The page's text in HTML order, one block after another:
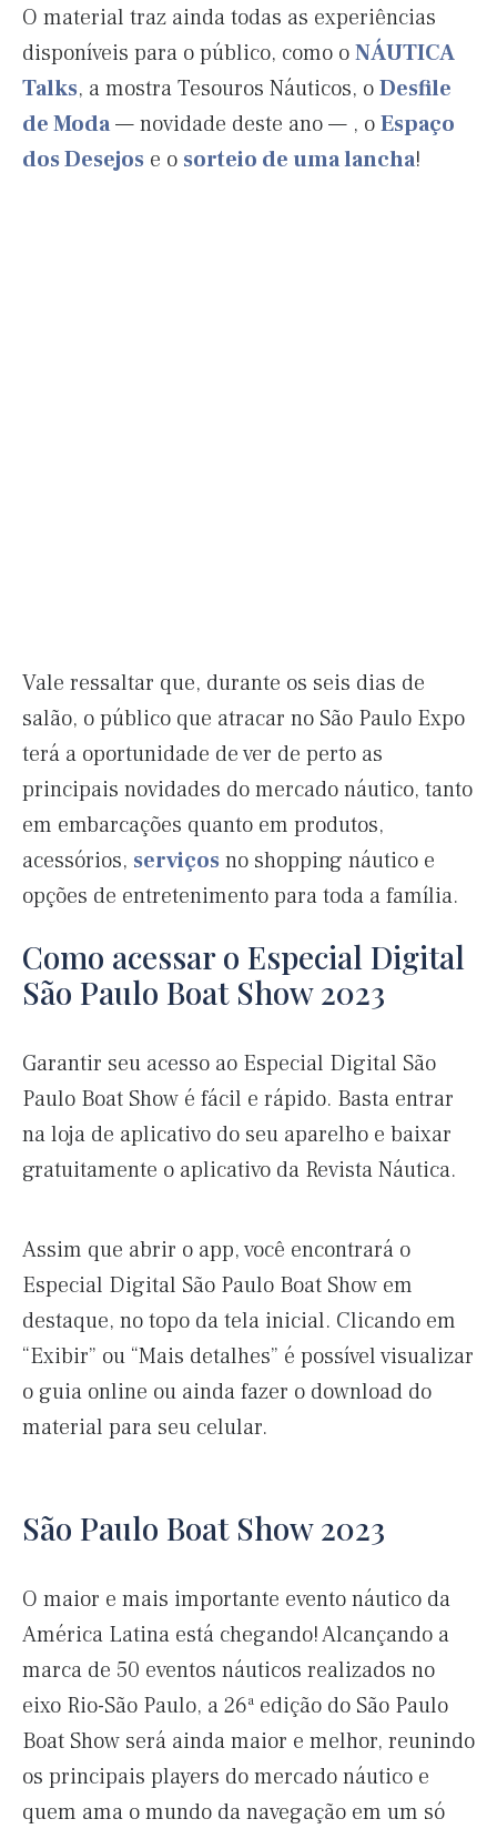
O material traz ainda todas as experiências
disponíveis para o público, como oNÁUTICA
Talks, a mostra Tesouros Náuticos, oDesfile
de Moda— novidade deste ano — , oEspaço
dos Desejos e o sorteio de uma lancha!
Vale ressaltar que, durante os seis dias de
salão, o público que atracar no São Paulo Expo
terá a oportunidade de ver de perto as
principais novidades do mercado náutico, tanto
em embarcações quanto em produtos,
acessórios, serviços no shopping náutico e
opções de entretenimento para toda a família.
Como acessar o Especial Digital
São Paulo Boat Show 2023
Garantir seu acesso ao Especial Digital São
Paulo Boat Show é fácil e rápido. Basta entrar
na loja de aplicativo do seu aparelho e baixar
gratuitamente o aplicativo da Revista Náutica.
Assim que abrir o app, você encontrará o
Especial Digital São Paulo Boat Show em
destaque, no topo da tela inicial. Clicando em
“Exibir” ou “Mais detalhes” é possível visualizar
o guia online ou ainda fazer o download do
material para seu celular.
São Paulo Boat Show 2023
O maior e mais importante evento náutico da
América Latina está chegando! Alcançando a
marca de 50 eventos náuticos realizados no
eixo Rio-São Paulo, a 26ª edição do São Paulo
Boat Show será ainda maior e melhor, reunindo
os principais players do mercado náutico e
quem ama o mundo da navegação em um só